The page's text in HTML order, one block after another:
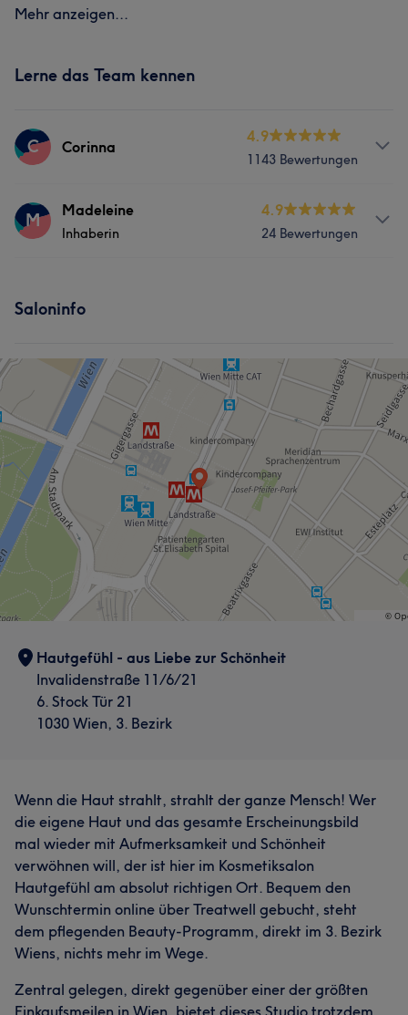
Mehr anzeigen...
Lerne das Team kennen
C Corinna
4.9
1143 Bewertungen
Services
Was unsere Kunden über Corinna sagen
Kompetent 49
M Madeleine
Inhaberin
4.9
24 Bewertungen
Saloninfo
Hautgefühl - aus Liebe zur Schönheit
Invalidenstraße 11/6/21
6. Stock Tür 21
1030 Wien, 3. Bezirk
Wenn die Haut strahlt, strahlt der ganze Mensch! Wer
die eigene Haut und das gesamte Erscheinungsbild
mal wieder mit Aufmerksamkeit und Schönheit
verwöhnen will, der ist hier im Kosmetiksalon
Hautgefühl am absolut richtigen Ort. Bequem den
Wunschtermin online über Treatwell gebucht, steht
dem pflegenden Beauty-Programm, direkt im 3. Bezirk
Wiens, nichts mehr im Wege.
Zentral gelegen, direkt gegenüber einer der größten
Einkaufsmeilen in Wien, bietet dieses Studio trotzdem